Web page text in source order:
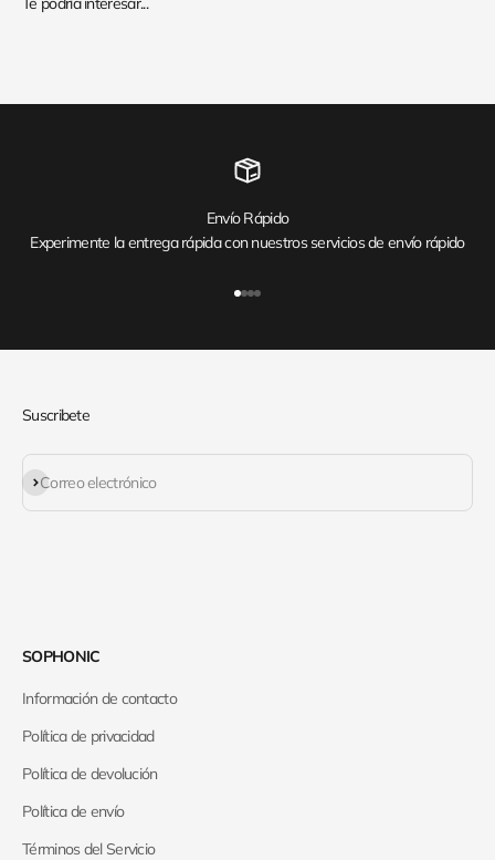
Envío Rápido
Experimente la entrega rápida con nuestros servicios de envío rápido
Suscribete
Correo electrónico
Suscribirse
SOPHONIC
Información de contacto
Política de privacidad
Política de devolución
Política de envío
Términos del Servicio